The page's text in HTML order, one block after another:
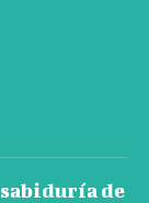
de